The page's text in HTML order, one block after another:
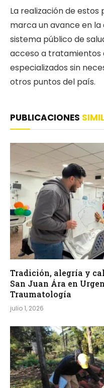
La realización de estos
marca un avance en
sistema público de
acceso a tratamientos
especializados sin
otros puntos del país.
PUBLICACIONES
Tradición, alegría y
San Juan Ára en
Traumatología
julio 1, 2026